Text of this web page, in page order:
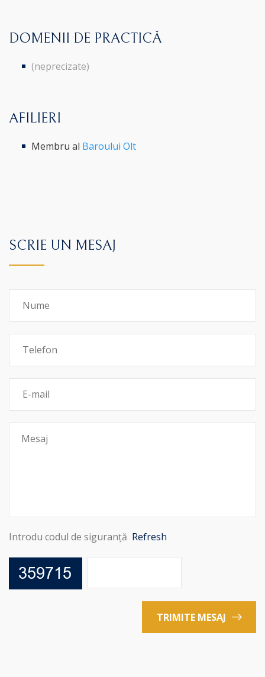
DOMENII DE PRACTICĂ
(neprecizate)
AFILIERI
Membru al Baroului Olt
SCRIE UN MESAJ
Introdu codul de siguranță Refresh
TRIMITE MESAJ